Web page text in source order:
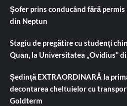
Șofer prins conducând fără
din Neptun
Stagiu de pregătire cu studenți
Quan, la Universitatea „Ovidius”
Ședință EXTRAORDINARĂ la
decontarea cheltuielor cu
Goldterm